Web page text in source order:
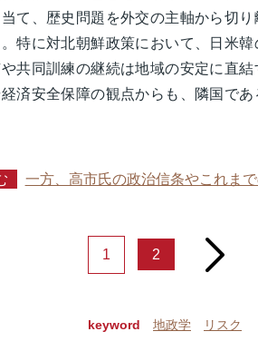
て、歴史問題を外交の主軸から切
特に対北朝鮮政策において、日米
共同訓練の継続は地域の安定に直
済安全保障の観点からも、隣国で
一方、高市氏の政治信条やこれま
1 2 next
keyword 地政学 リスク